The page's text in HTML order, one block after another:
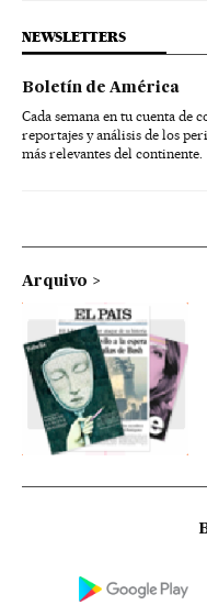
NEWSLETTERS
Boletín de América
Cada semana en tu cuenta de
reportajes y análisis de los
más relevantes del continente.
Arquivo